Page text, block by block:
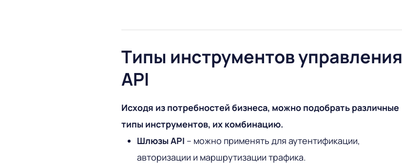
Типы инструментов управления
API
Исходя из потребностей бизнеса, можно подобрать различные
типы инструментов, их комбинацию.
Шлюзы API – можно применять для аутентификации,
авторизации и маршрутизации трафика.